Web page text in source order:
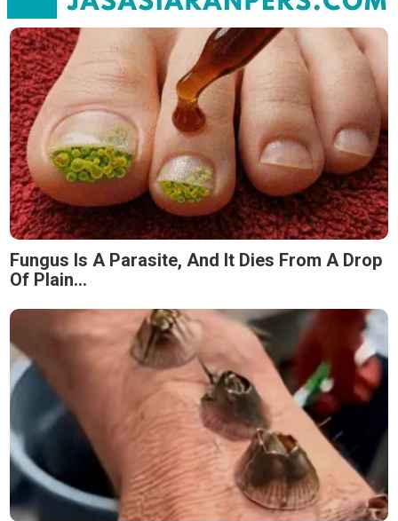
Fungus Is A Parasite, And It Dies From A Drop
Of Plain...